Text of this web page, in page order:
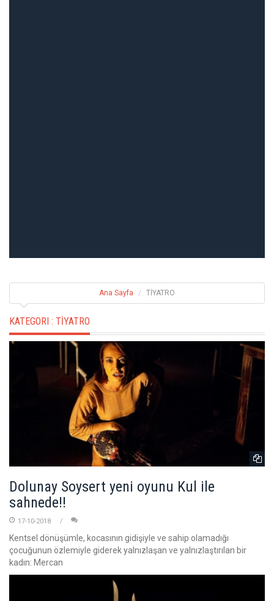
Ana Sayfa TİYATRO
KATEGORI : TİYATRO
Dolunay Soysert yeni oyunu Kul ile
sahnede!!
17-10-2018
Kentsel dönüşümle, kocasının gidişiyle ve sahip olamadığı
çocuğunun özlemiyle giderek yalnızlaşan ve yalnızlaştırılan bir
kadın: Mercan